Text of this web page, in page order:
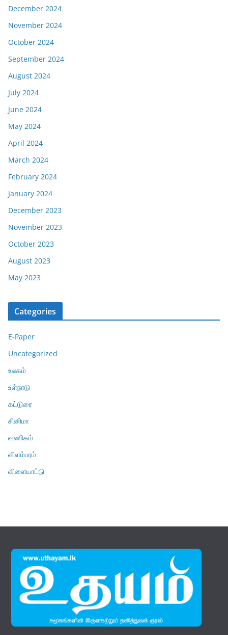
December 2024
November 2024
October 2024
September 2024
August 2024
July 2024
June 2024
May 2024
April 2024
March 2024
February 2024
January 2024
December 2023
November 2023
October 2023
August 2023
May 2023
Categories
E-Paper
Uncategorized
உலகம்
உள்நாடு
கட்டுரை
சினிமா
வணிகம்
விளம்பரம்
விளையாட்டு